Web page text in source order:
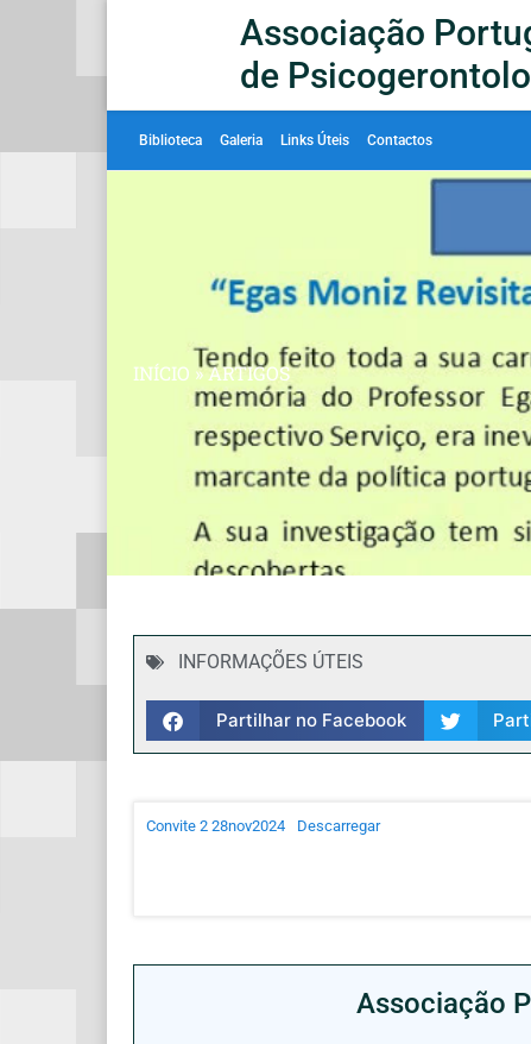
Associação
de
Biblioteca Galeria Links Úteis Contactos
INÍCIO »ARTIGOS
INFORMAÇÕES ÚTEIS
Partilhar no Facebook
Convite 2 28nov2024 Descarregar
Associação